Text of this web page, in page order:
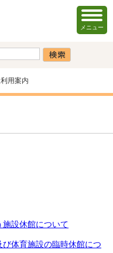
メニュー
用案内
設休館について
体育施設の臨時休館につ